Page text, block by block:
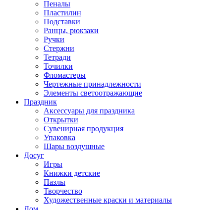
Пеналы
Пластилин
Подставки
Ранцы, рюкзаки
Ручки
Стержни
Тетради
Точилки
Фломастеры
Чертежные принадлежности
Элементы светоотражающие
Праздник
Аксессуары для праздника
Открытки
Сувенирная продукция
Упаковка
Шары воздушные
Досуг
Игры
Книжки детские
Пазлы
Творчество
Художественные краски и материалы